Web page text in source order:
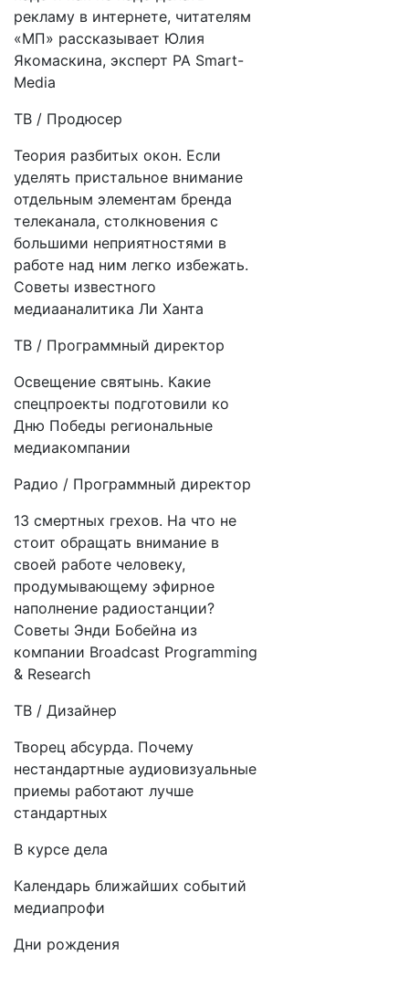
рекламу в интернете, читателям
«МП» рассказывает Юлия
Якомаскина, эксперт РА Smart-
Media
ТВ / Продюсер
Теория разбитых окон. Если
уделять пристальное внимание
отдельным элементам бренда
телеканала, столкновения с
большими неприятностями в
работе над ним легко избежать.
Советы известного
медиааналитика Ли Ханта
ТВ / Программный директор
Освещение святынь. Какие
спецпроекты подготовили ко
Дню Победы региональные
медиакомпании
Радио / Программный директор
13 смертных грехов. На что не
стоит обращать внимание в
своей работе человеку,
продумывающему эфирное
наполнение радиостанции?
Советы Энди Бобейна из
компании Broadcast Programming
& Research
ТВ / Дизайнер
Творец абсурда. Почему
нестандартные аудиовизуальные
приемы работают лучше
стандартных
В курсе дела
Календарь ближайших событий
медиапрофи
Дни рождения